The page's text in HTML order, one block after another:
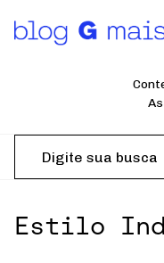
para
conteúdo
Estilo